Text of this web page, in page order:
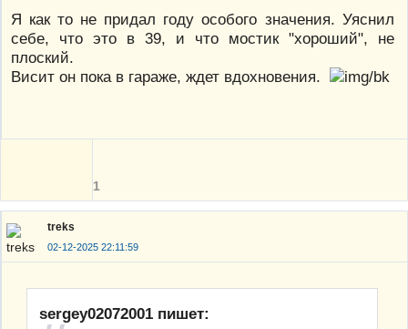
Я как то не придал году особого значения. Уяснил
себе, что это в 39, и что мостик "хороший", не
плоский.
Висит он пока в гараже, ждет вдохновения.
1
treks
02-12-2025 22:11:59
sergey02072001 пишет: